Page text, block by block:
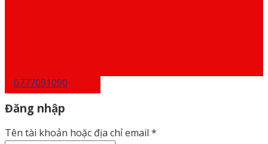
0777091090
Đăng nhập
Tên tài khoản hoặc địa chỉ email *